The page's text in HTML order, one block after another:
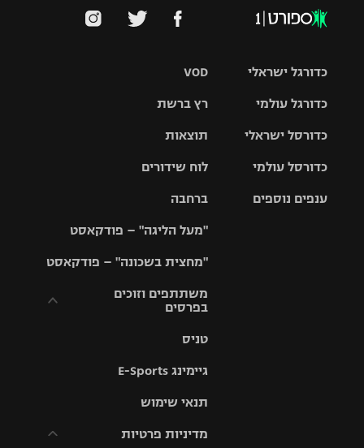
VOD
רץ ברשת
תוצאות
לוח שידורים
ברחבה
"מעל הליגה" – פודקאסט
"מחצית בשכונה" – פודקאסט
משתתפים וזוכים
בפרסים
וזוכים בפרסים
תקנון עבור פעילות
טניס
גיימינג E-Sports
תנאי שימוש
מדיניות פרטיות
כדורגל ישראלי
גביע הטוטו
כדורגל עולמי
האלופות
ליגה
כדורסל ישראלי
סל
כדורסל עולמי
ענפים נוספים